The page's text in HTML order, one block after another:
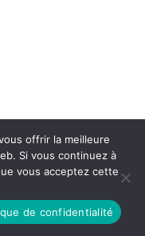
offrir la meilleure
Si vous continuez à
vous acceptez cette
de confidentialité